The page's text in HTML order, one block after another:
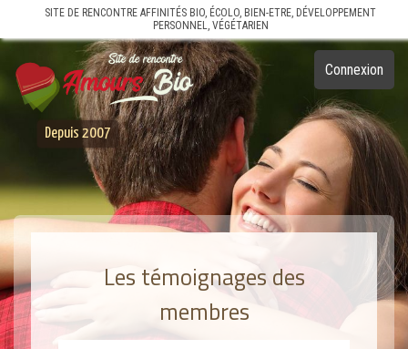
SITE DE RENCONTRE AFFINITÉS BIO, ÉCOLO, BIEN-ETRE, DÉVELOPPEMENT
PERSONNEL, VÉGÉTARIEN
Depuis 2007
Connexion
Les témoignages des
membres